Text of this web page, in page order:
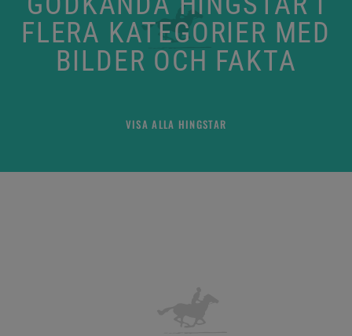
FLERA KATEGORIER MED
BILDER OCH FAKTA
VISA ALLA HINGSTAR